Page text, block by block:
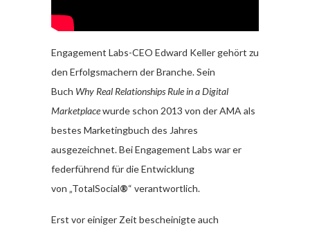
Engagement Labs-CEO Edward Keller gehört zu
den Erfolgsmachern der Branche. Sein
Buch Why Real Relationships Rule in a Digital
Marketplacewurde schon 2013 von der AMA als
bestes Marketingbuch des Jahres
ausgezeichnet. Bei Engagement Labs war er
federführend für die Entwicklung
von „TotalSocial®“ verantwortlich.
Erst vor einiger Zeit bescheinigte auch